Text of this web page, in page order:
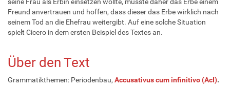
Freund anvertrauen und hoffen, dass dieser das Erbe wirklich nach
seinem Tod an die Ehefrau weitergibt. Auf eine solche Situation
spielt Cicero in dem ersten Beispiel des Textes an.
Über den Text
Grammatikthemen: Periodenbau, Accusativus cum infinitivo (AcI).